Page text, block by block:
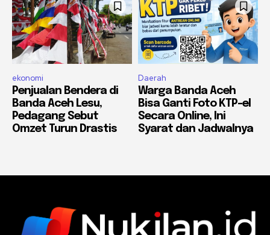
ekonomi
Penjualan Bendera di
Banda Aceh Lesu,
Pedagang Sebut
Omzet Turun Drastis
Daerah
Warga Banda Aceh
Bisa Ganti Foto KTP-el
Secara Online, Ini
Syarat dan Jadwalnya